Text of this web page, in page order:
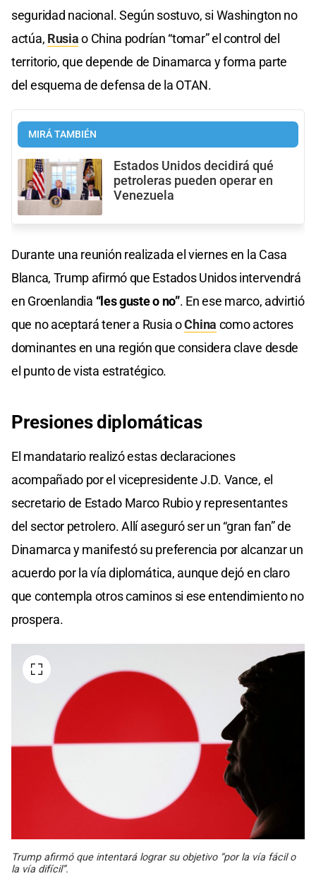
seguridad nacional. Según sostuvo, si Washington no
actúa, Rusiao China podrían “tomar” el control del
territorio, que depende de Dinamarca y forma parte
del esquema de defensa de la OTAN.
MIRÁ TAMBIÉN
Estados Unidos decidirá qué
petroleras pueden operar en
Venezuela
Durante una reunión realizada el viernes en la Casa
Blanca, Trump afirmó que Estados Unidos intervendrá
en Groenlandia “les guste o no”. En ese marco, advirtió
que no aceptará tener a Rusia oChina como actores
dominantes en una región que considera clave desde
el punto de vista estratégico.
Presionesdiplomáticas
El mandatario realizó estas declaraciones
acompañado por el vicepresidente J.D. Vance, el
secretario de Estado Marco Rubio y representantes
del sector petrolero. Allí aseguró ser un “gran fan” de
Dinamarca y manifestó su preferencia por alcanzar un
acuerdo por la vía diplomática, aunque dejó en claro
que contempla otros caminos si ese entendimiento no
prospera.
Trump afirmó que intentará lograr su objetivo “por la vía fácil o
la vía difícil”.